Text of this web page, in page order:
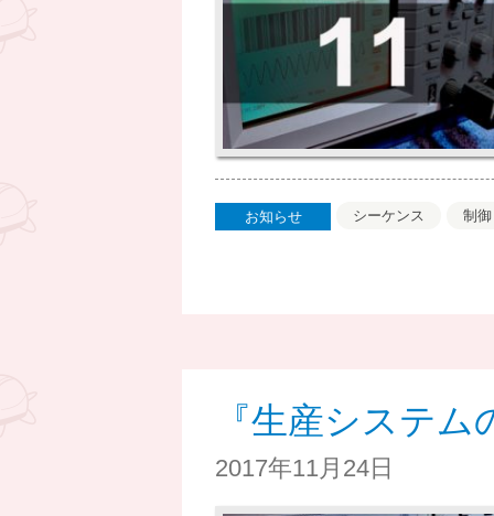
お知らせ シーケンス 制御
『生産システ
2017年11月24日